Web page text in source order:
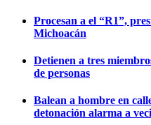
Procesan a el “R1”,
Michoacán
Detienen a tres
de personas
Balean a hombre en
detonación alarma a